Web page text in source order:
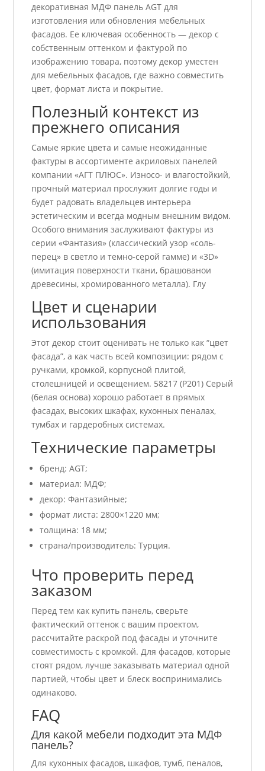
декоративная МДФ панель AGT для
изготовления или обновления мебельных
фасадов. Ее ключевая особенность — декор с
собственным оттенком и фактурой по
изображению товара, поэтому декор уместен
для мебельных фасадов, где важно совместить
цвет, формат листа и покрытие.
Полезный контекст из
прежнего описания
Самые яркие цвета и самые неожиданные
фактуры в ассортименте акриловых панелей
компании «АГТ ПЛЮС». Износо- и влагостойкий,
прочный материал прослужит долгие годы и
будет радовать владельцев интерьера
эстетическим и всегда модным внешним видом.
Особого внимания заслуживают фактуры из
серии «Фантазия» (классический узор «соль-
перец» в светло и темно-серой гамме) и «3D»
(имитация поверхности ткани, брашованои
древесины, хромированного металла). Глу
Цвет и сценарии
использования
Этот декор стоит оценивать не только как “цвет
фасада”, а как часть всей композиции: рядом с
ручками, кромкой, корпусной плитой,
столешницей и освещением. 58217 (P201) Серый
(белая основа) хорошо работает в прямых
фасадах, высоких шкафах, кухонных пеналах,
тумбах и гардеробных системах.
Технические параметры
бренд: AGT;
материал: МДФ;
декор: Фантазийные;
формат листа: 2800×1220 мм;
толщина: 18 мм;
страна/производитель: Турция.
Что проверить перед
заказом
Перед тем как купить панель, сверьте
фактический оттенок с вашим проектом,
рассчитайте раскрой под фасады и уточните
совместимость с кромкой. Для фасадов, которые
стоят рядом, лучше заказывать материал одной
партией, чтобы цвет и блеск воспринимались
одинаково.
FAQ
Для какой мебели подходит эта МДФ
панель?
Для кухонных фасадов, шкафов, тумб, пеналов,